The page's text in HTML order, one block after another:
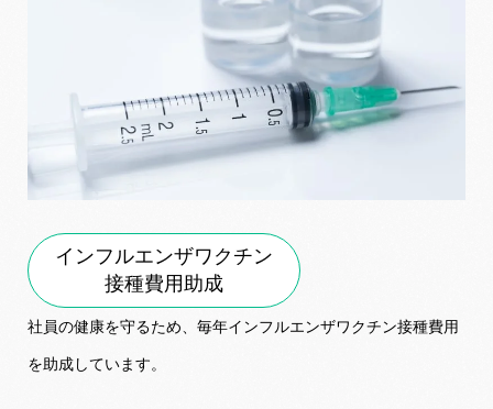
インフルエンザワクチン
接種費用助成
社員の健康を守るため、毎年インフルエンザワクチン接種費用
を助成しています。